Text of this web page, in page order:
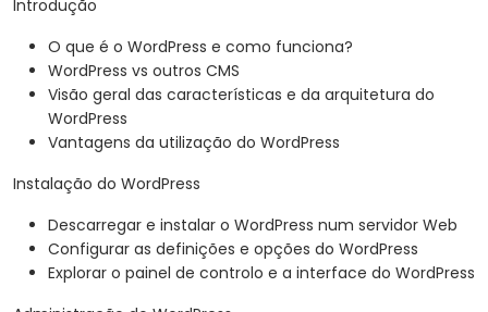
Introdução
O que é o WordPress e como funciona?
WordPress vs outros CMS
Visão geral das características e da arquitetura do
WordPress
Vantagens da utilização do WordPress
Instalação do WordPress
Descarregar e instalar o WordPress num servidor Web
Configurar as definições e opções do WordPress
Explorar o painel de controlo e a interface do WordPress